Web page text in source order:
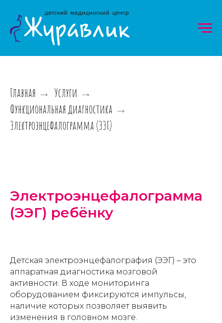
Главная → Услуги →
Функциональная диагностика →
Электроэнцефалограмма (ЭЭГ)
Электроэнцефалограмма
(ЭЭГ) ребёнку
Детская электроэнцефалография (ЭЭГ) – это
аппаратная диагностика мозговой
активности. В ходе мониторинга
оборудованием фиксируются импульсы,
наличие которых позволяет выявить
изменения в головном мозге.